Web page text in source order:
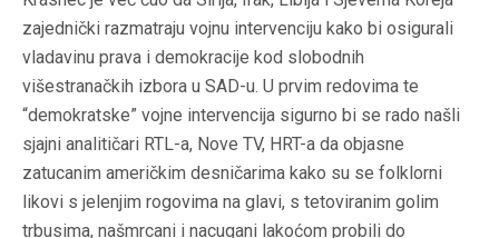
zajednički razmatraju vojnu intervenciju kako bi osigurali
vladavinu prava i demokracije kod slobodnih
višestranačkih izbora u SAD-u. U prvim redovima te
“demokratske” vojne intervencija sigurno bi se rado našli
sjajni analitičari RTL-a, Nove TV, HRT-a da objasne
zatucanim američkim desničarima kako su se folklorni
likovi s jelenjim rogovima na glavi, s tetoviranim golim
trbusima, našmrcani i nacugani lakoćom probili do